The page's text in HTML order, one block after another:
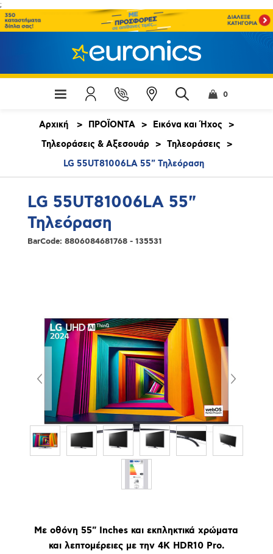
;
0
Αρχική > ΠΡΟΪΟΝΤΑ > Εικόνα και Ήχος
>
Τηλεοράσεις & Αξεσουάρ
> Τηλεοράσεις
>
LG 55UT81006LA 55" Τηλεόραση
LG 55UT81006LA 55"
Τηλεόραση
BarCode: 8806084681768 - 135531
Με οθόνη 55" Inches και εκπληκτικά χρώματα
και λεπτομέρειες με την 4K HDR10 Pro.